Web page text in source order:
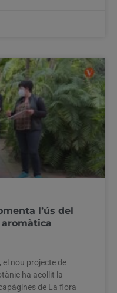
l’ús del
aromàtica
el nou projecte de
ha acollit la
de La flora